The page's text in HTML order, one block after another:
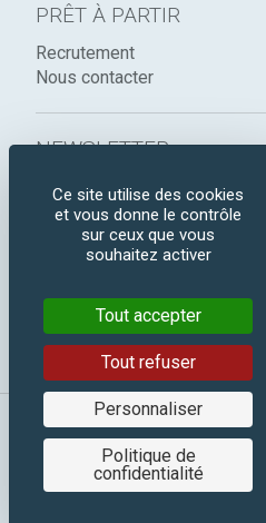
PRÊT À PARTIR
Recrutement
Nous contacter
NEWSLETTER :
SUIVEZ-NOUS :
Facebook
Instagram
Mentions légales-CGV-Politique de
Copyright 2019 © Prêt à Partir.
sans l’autorisation préalable
Ce site utilise des cookies
et vous donne le contrôle
sur ceux que vous
souhaitez activer
Tout accepter
Tout refuser
Personnaliser
Politique de
confidentialité